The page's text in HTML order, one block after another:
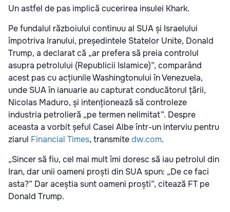
Un astfel de pas implică cucerirea insulei Khark.
Pe fundalul războiului continuu al SUA și Israelului
împotriva Iranului, președintele Statelor Unite, Donald
Trump, a declarat că „ar prefera să preia controlul
asupra petrolului (Republicii Islamice)”, comparând
acest pas cu acțiunile Washingtonului în Venezuela,
unde SUA în ianuarie au capturat conducătorul țării,
Nicolas Maduro, și intenționează să controleze
industria petrolieră „pe termen nelimitat”. Despre
aceasta a vorbit șeful Casei Albe într-un interviu pentru
ziarul Financial Times, transmitedw.com.
„Sincer să fiu, cel mai mult îmi doresc să iau petrolul din
Iran, dar unii oameni proști din SUA spun: „De ce faci
asta?” Dar aceștia sunt oameni proști”, citează FT pe
Donald Trump.